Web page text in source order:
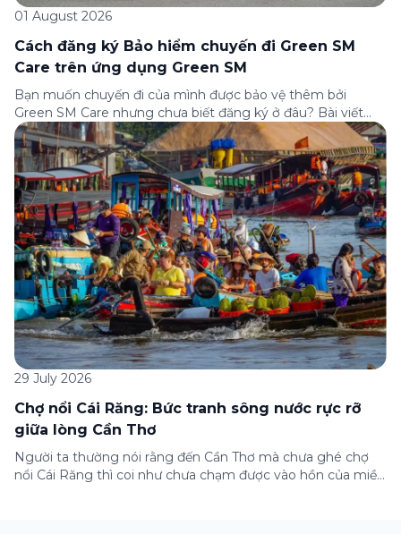
01 August 2026
Cách đăng ký Bảo hiểm chuyến đi Green SM
Care trên ứng dụng Green SM
Bạn muốn chuyến đi của mình được bảo vệ thêm bởi
Green SM Care nhưng chưa biết đăng ký ở đâu? Bài viết
dưới đây sẽ hướng dẫn chi tiết cách tham gia (và hủy tham
gia) gói bảo hiểm này ngay trên ứng dụng Green SM, cùng
những lưu ý quan trọng trước khi […]
29 July 2026
Chợ nổi Cái Răng: Bức tranh sông nước rực rỡ
giữa lòng Cần Thơ
Người ta thường nói rằng đến Cần Thơ mà chưa ghé chợ
nổi Cái Răng thì coi như chưa chạm được vào hồn của miền